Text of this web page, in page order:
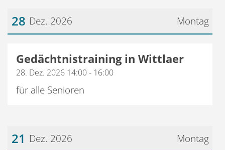
Montag
28 Dez. 2026
Gedächtnistraining in Wittlaer
28. Dez. 2026 14:00 - 16:00
für alle Senioren
Montag
21 Dez. 2026